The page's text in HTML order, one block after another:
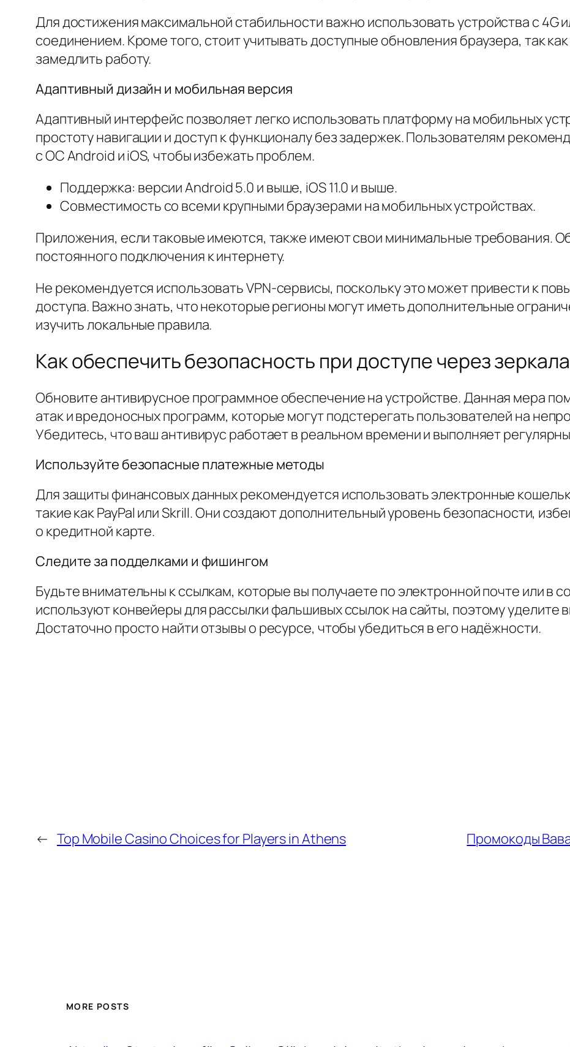
Для достижения максимальной стабильности важно использовать устройства с 4G
соединением. Кроме того, стоит учитывать доступные обновления браузера, так
замедлить работу.
Адаптивный дизайн и мобильная версия
Адаптивный интерфейс позволяет легко использовать платформу на мобильных
простоту навигации и доступ к функционалу без задержек. Пользователям
с ОС Android и iOS, чтобы избежать проблем.
Поддержка: версии Android 5.0 и выше, iOS 11.0 и выше.
Совместимость со всеми крупными браузерами на мобильных устройствах.
Приложения, если таковые имеются, также имеют свои минимальные требования.
постоянного подключения к интернету.
Не рекомендуется использовать VPN-сервисы, поскольку это может привести к
доступа. Важно знать, что некоторые регионы могут иметь дополнительные
изучить локальные правила.
Как обеспечить безопасность при доступе через
Обновите антивирусное программное обеспечение на устройстве. Данная мера
атак и вредоносных программ, которые могут подстерегать пользователей на
Убедитесь, что ваш антивирус работает в реальном времени и выполняет
Используйте безопасные платежные методы
Для защиты финансовых данных рекомендуется использовать электронные
такие как PayPal или Skrill. Они создают дополнительный уровень безопасности,
о кредитной карте.
Следите за подделками и фишингом
Будьте внимательны к ссылкам, которые вы получаете по электронной почте или в
используют конвейеры для рассылки фальшивых ссылок на сайты, поэтому уделите
Достаточно просто найти отзывы о ресурсе, чтобы убедиться в его надёжности.
← Top Mobile Casino Choices for Players in Athens Промокоды
MORE POSTS